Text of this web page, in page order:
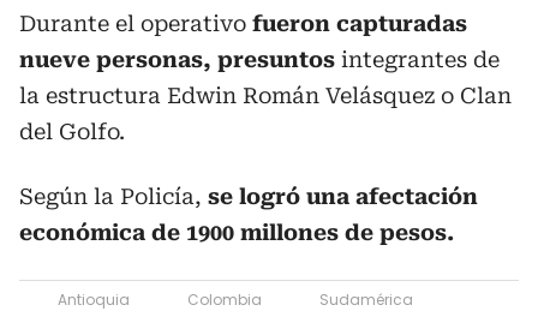
Durante el operativo fueron capturadas
nueve personas, presuntos integrantes de
la estructura Edwin Román Velásquez o Clan
del Golfo.
Según la Policía, se logró una afectación
económica de 1900 millones de pesos.
Antioquia Colombia
Sudamérica